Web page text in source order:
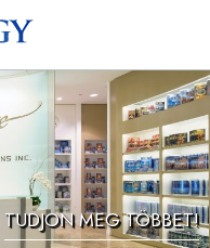
TUDJON MEG TÖBBET!